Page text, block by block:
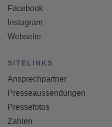
Facebook
Instagram
Webseite
SITELINKS
Ansprechpartner
Presseaussendungen
Pressefotos
Zahlen